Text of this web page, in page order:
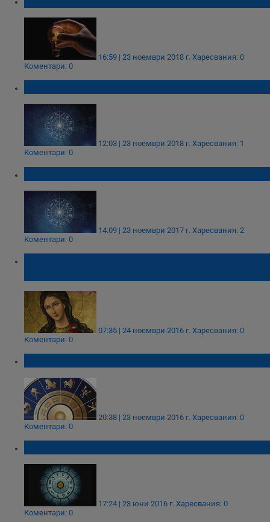
16:59 | 23 ноември 2018 г. Харесвания: 0
Коментари: 0
12:03 | 23 ноември 2018 г. Харесвания: 1
Коментари: 0
14:09 | 23 ноември 2017 г. Харесвания: 2
Коментари: 0
07:35 | 24 ноември 2016 г. Харесвания: 0
Коментари: 0
20:38 | 23 ноември 2016 г. Харесвания: 0
Коментари: 0
17:24 | 23 юни 2016 г. Харесвания: 0
Коментари: 0